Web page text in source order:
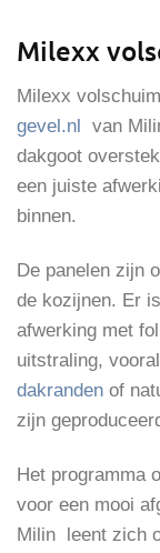
Milexx
Milexx
gevel.nl van
dakgoot
een juiste
binnen.
De panelen zijn
de kozijnen. Er
afwerking met
uitstraling,
dakranden of
zijn
Het programma
voor een mooi
Milin leent zich